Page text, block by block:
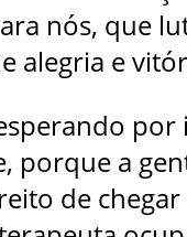
nós, que
alegria e
por
porque a
de chegar